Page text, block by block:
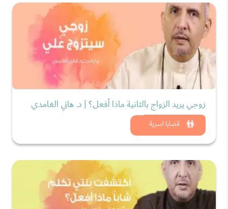
قضايا اسرية
زوجي يريد الزواج بالثانية ماذا أفعل؟ | د. هاني الغامدي
شاهد الان